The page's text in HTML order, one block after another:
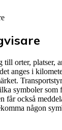
till orter, platser,
anges i
symboler som
får också
någon